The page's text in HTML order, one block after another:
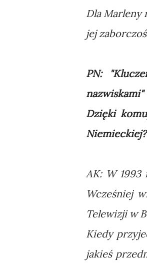
Dla Marleny
jej
PN:
nazwiskami"
Dzięki
Niemieckiej?
AK: W
Wcześniej
Telewizji w
Kiedy
jakieś